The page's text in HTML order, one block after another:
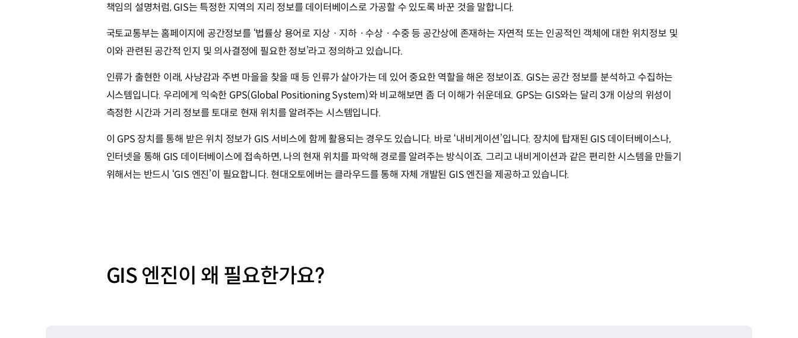
책임의 설명처럼, GIS는 특정한 지역의 지리 정보를 데이터베이스로 가공할 수 있도록 바꾼 것을 말합니다.
국토교통부는 홈페이지에 공간정보를 ‘법률상 용어로 지상ㆍ지하ㆍ수상ㆍ수중 등 공간상에 존재하는 자연적 또는 인공적인 객체에 대한 위치정보 및
이와 관련된 공간적 인지 및 의사결정에 필요한 정보’라고 정의하고 있습니다.
인류가 출현한 이래, 사냥감과 주변 마을을 찾을 때 등 인류가 살아가는 데 있어 중요한 역할을 해온 정보이죠. GIS는 공간 정보를 분석하고 수집하는
시스템입니다. 우리에게 익숙한 GPS(Global Positioning System)와 비교해보면 좀 더 이해가 쉬운데요. GPS는 GIS와는 달리 3개 이상의 위성이
측정한 시간과 거리 정보를 토대로 현재 위치를 알려주는 시스템입니다.
이 GPS 장치를 통해 받은 위치 정보가 GIS 서비스에 함께 활용되는 경우도 있습니다. 바로 ‘내비게이션’입니다. 장치에 탑재된 GIS 데이터베이스나,
인터넷을 통해 GIS 데이터베이스에 접속하면, 나의 현재 위치를 파악해 경로를 알려주는 방식이죠. 그리고 내비게이션과 같은 편리한 시스템을 만들기
위해서는 반드시 ‘GIS 엔진’이 필요합니다. 현대오토에버는 클라우드를 통해 자체 개발된 GIS 엔진을 제공하고 있습니다.
GIS 엔진이 왜 필요한가요?